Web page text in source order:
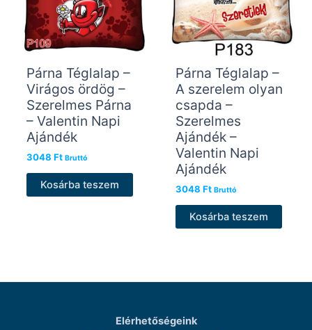
Párna Téglalap –
Virágos ördög –
Szerelmes Párna
– Valentin Napi
Ajándék
3048 Ft Bruttó
Kosárba teszem
Párna Téglalap –
A szerelem olyan
csapda –
Szerelmes
Ajándék –
Valentin Napi
Ajándék
3048 Ft Bruttó
Kosárba teszem
Elérhetőségeink